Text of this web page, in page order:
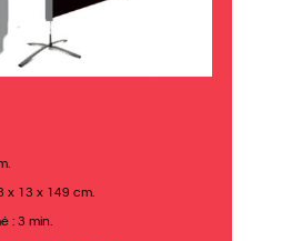
x 13 x 149 cm.
: 3 min.